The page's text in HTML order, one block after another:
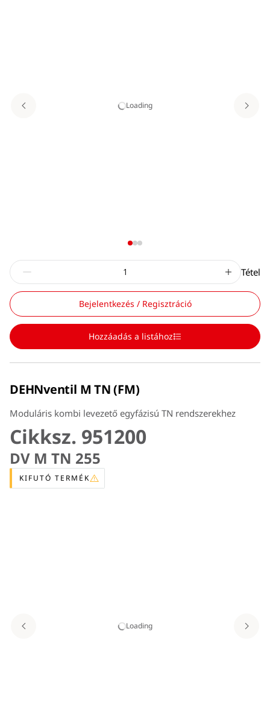
Loading
Tétel
Bejelentkezés / Regisztráció
Hozzáadás a listához
DEHNventil M TN (FM)
Moduláris kombi levezető egyfázisú TN rendszerekhez
Cikksz. 951200
DV M TN 255
KIFUTÓ TERMÉK
Loading